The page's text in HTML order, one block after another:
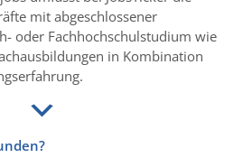
mit abgeschlossener
oder Fachhochschulstudium wie
in Kombination